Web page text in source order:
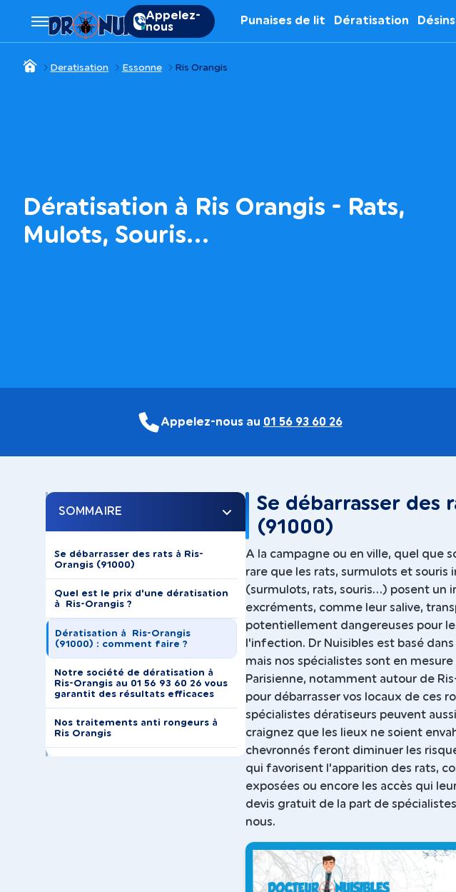
Appelez-
nous
Punaises de lit Dératisation
Deratisation Essonne Ris Orangis
Dératisation à Ris Orangis - Rats,
Mulots, Souris…
Appelez-nous au 01 56 93 60 26
SOMMAIRE
Se débarrasser des rats à Ris-
Orangis (91000)
Quel est le prix d'une dératisation
à Ris-Orangis ?
Dératisation à Ris-Orangis
(91000) : comment faire ?
Notre société de dératisation à
Ris-Orangis au 01 56 93 60 26 vous
garantit des résultats efficaces
Nos traitements anti rongeurs à
Ris Orangis
Se débarrasser des
(91000)
A la campagne ou en ville, quel que
rare que les rats, surmulots et souris
(surmulots, rats, souris...) posent un
excréments, comme leur salive,
potentiellement dangereuses pour
l'infection. Dr Nuisibles est basé
mais nos spécialistes sont en
Parisienne, notamment autour de
pour débarrasser vos locaux de ces
spécialistes dératiseurs peuvent
craignez que les lieux ne soient
chevronnés feront diminuer les
qui favorisent l'apparition des rats,
exposées ou encore les accès qui
devis gratuit de la part de
nous.